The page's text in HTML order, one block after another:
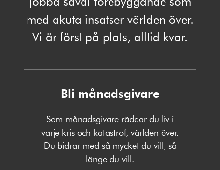
med akuta insatser världen över.
Vi är först på plats, alltid kvar.
Bli månadsgivare
Som månadsgivare räddar du liv i
varje kris och katastrof, världen över.
Du bidrar med så mycket du vill, så
länge du vill.